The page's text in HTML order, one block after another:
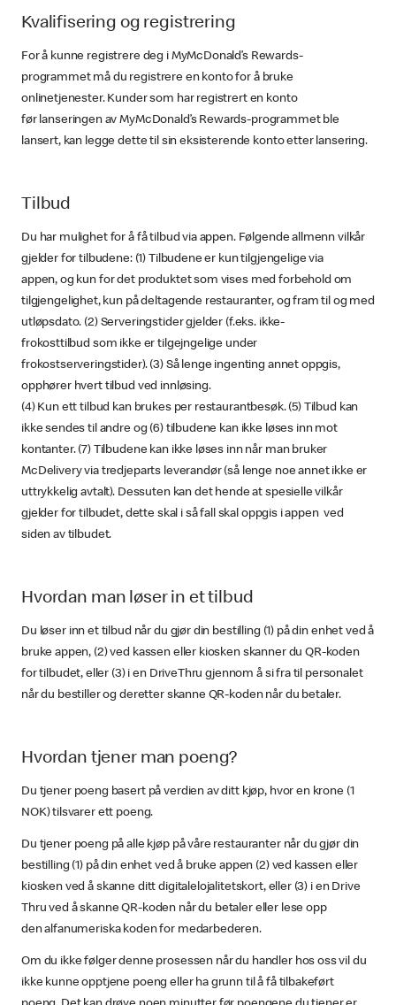
Kvalifisering og registrering
For å kunne registrere deg i MyMcDonald’s Rewards-
programmet må du registrere en konto for å bruke
onlinetjenester. Kunder som har registrert en konto
før lanseringen av MyMcDonald’s Rewards-programmet ble
lansert, kan legge dette til sin eksisterende konto etter lansering.
Tilbud
Du har mulighet for å få tilbud via appen. Følgende allmenn vilkår
gjelder for tilbudene: (1) Tilbudene er kun tilgjengelige via
appen, og kun for det produktet som vises med forbehold om
tilgjengelighet, kun på deltagende restauranter, og fram til og med
utløpsdato. (2) Serveringstider gjelder (f.eks. ikke-
frokosttilbud som ikke er tilgejngelige under
frokostserveringstider). (3) Så lenge ingenting annet oppgis,
opphører hvert tilbud ved innløsing.
(4) Kun ett tilbud kan brukes per restaurantbesøk. (5) Tilbud kan
ikke sendes til andre og (6) tilbudene kan ikke løses inn mot
kontanter. (7) Tilbudene kan ikke løses inn når man bruker
McDelivery via tredjeparts leverandør (så lenge noe annet ikke er
uttrykkelig avtalt). Dessuten kan det hende at spesielle vilkår
gjelder for tilbudet, dette skal i så fall skal oppgis i appen ved
siden av tilbudet.
Hvordan man løser in et tilbud
Du løser inn et tilbud når du gjør din bestilling (1) på din enhet ved å
bruke appen, (2) ved kassen eller kiosken skanner du QR-koden
for tilbudet, eller (3) i en DriveThru gjennom å si fra til personalet
når du bestiller og deretter skanne QR-koden når du betaler.
Hvordan tjener man poeng?
Du tjener poeng basert på verdien av ditt kjøp, hvor en krone (1
NOK) tilsvarer ett poeng.
Du tjener poeng på alle kjøp på våre restauranter når du gjør din
bestilling (1) på din enhet ved å bruke appen (2) ved kassen eller
kiosken ved å skanne ditt digitalelojalitetskort, eller (3) i en Drive
Thru ved å skanne QR-koden når du betaler eller lese opp
den alfanumeriska koden for medarbederen.
Om du ikke følger denne prosessen når du handler hos oss vil du
ikke kunne opptjene poeng eller ha grunn til å få tilbakeført